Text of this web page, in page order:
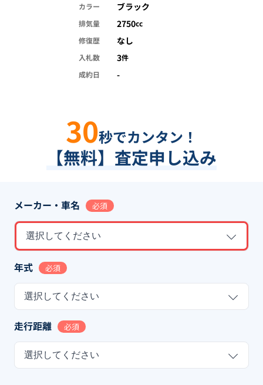
カラー
ブラック
排気量 2750cc
修復歴
なし
入札数 3件
成約日
-
30秒でカンタン！
【無料】査定申し込み
メーカー・車名 必須
選択してください
年式 必須
選択してください
走行距離 必須
選択してください